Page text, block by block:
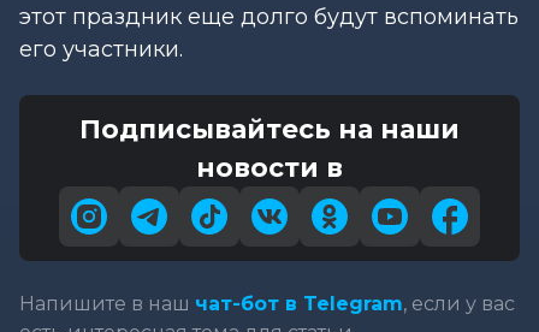
этот праздник еще долго будут вспоминать
его участники.
Подписывайтесь на наши
новости в
Напишите в наш чат-бот в Telegram, если у вас